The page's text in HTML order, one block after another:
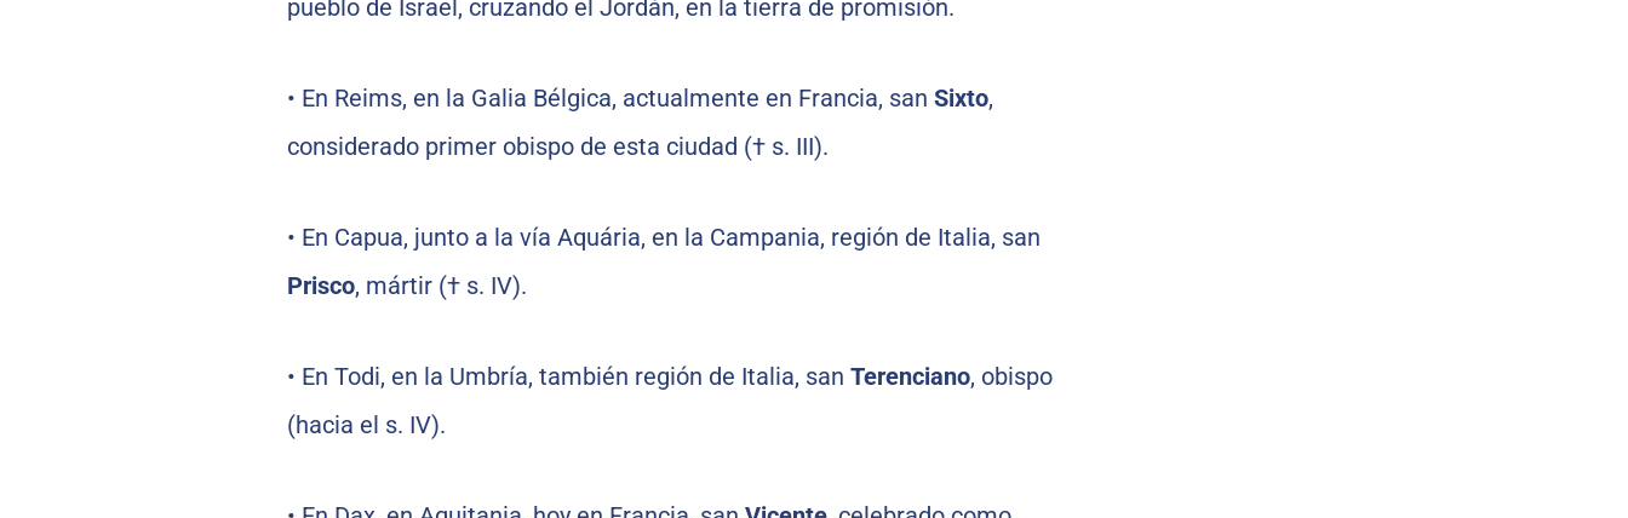
pueblo de Israel, cruzando el Jordán, en la tierra de promisión.
• En Reims, en la Galia Bélgica, actualmente en Francia, san Sixto,
considerado primer obispo de esta ciudad († s. III).
• En Capua, junto a la vía Aquária, en la Campania, región de Italia, san
Prisco, mártir († s. IV).
• En Todi, en la Umbría, también región de Italia, san Terenciano, obispo
(hacia el s. IV).